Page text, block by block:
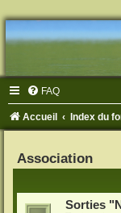
FAQ
Accueil Index du
Association
Sorties